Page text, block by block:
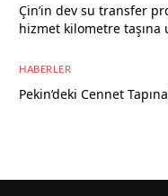
Çin’in dev su transfer
hizmet kilometre taşına
HABERLER
Pekin’deki Cennet